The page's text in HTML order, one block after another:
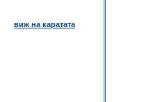
виж на каратата